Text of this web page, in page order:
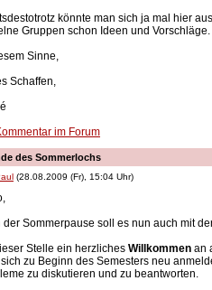
könnte man sich ja mal hier
Gruppen schon Ideen und Vorschläge.
Sinne,
Schaffen,
im Forum
des Sommerlochs
(28.08.2009 (Fr), 15:04 Uhr)
der Sommerpause soll es nun auch mit
Stelle ein herzliches Willkommen an
sich zu Beginn des Semesters neu
zu diskutieren und zu beantworten.